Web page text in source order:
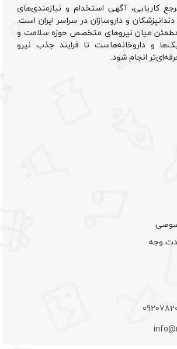
کاریابی، آگهی استخدام و نیازمندی‌های
و داروسازان در سراسر ایران است.
میان نیروهای متخصص حوزه سلامت و
و داروخانه‌هاست تا فرایند جذب نیرو
انجام شود.
وجه